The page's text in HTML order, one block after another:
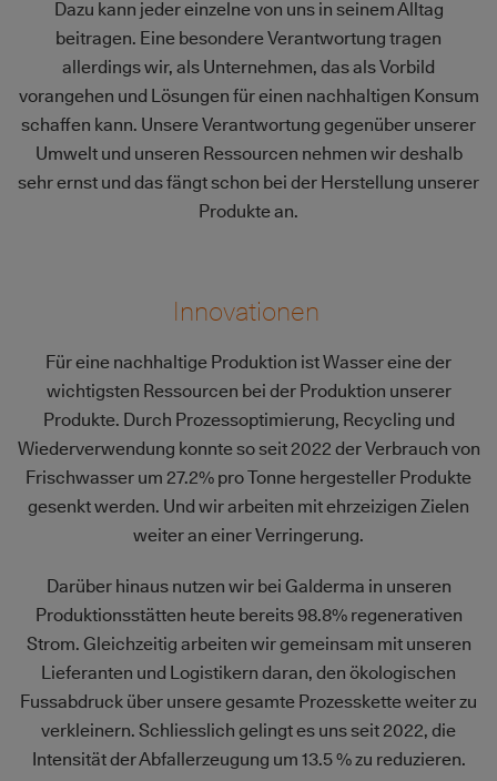
Dazu kann jeder einzelne von uns in seinem Alltag
beitragen. Eine besondere Verantwortung tragen
allerdings wir, als Unternehmen, das als Vorbild
vorangehen und Lösungen für einen nachhaltigen Konsum
schaffen kann. Unsere Verantwortung gegenüber unserer
Umwelt und unseren Ressourcen nehmen wir deshalb
sehr ernst und das fängt schon bei der Herstellung unserer
Produkte an.
Innovationen
Für eine nachhaltige Produktion ist Wasser eine der
wichtigsten Ressourcen bei der Produktion unserer
Produkte. Durch Prozessoptimierung, Recycling und
Wiederverwendung konnte so seit 2022 der Verbrauch von
Frischwasser um 27.2% pro Tonne hergesteller Produkte
gesenkt werden. Und wir arbeiten mit ehrzeizigen Zielen
weiter an einer Verringerung.
Darüber hinaus nutzen wir bei Galderma in unseren
Produktionsstätten heute bereits 98.8% regenerativen
Strom. Gleichzeitig arbeiten wir gemeinsam mit unseren
Lieferanten und Logistikern daran, den ökologischen
Fussabdruck über unsere gesamte Prozesskette weiter zu
verkleinern. Schliesslich gelingt es uns seit 2022, die
Intensität der Abfallerzeugung um 13.5 % zu reduzieren.